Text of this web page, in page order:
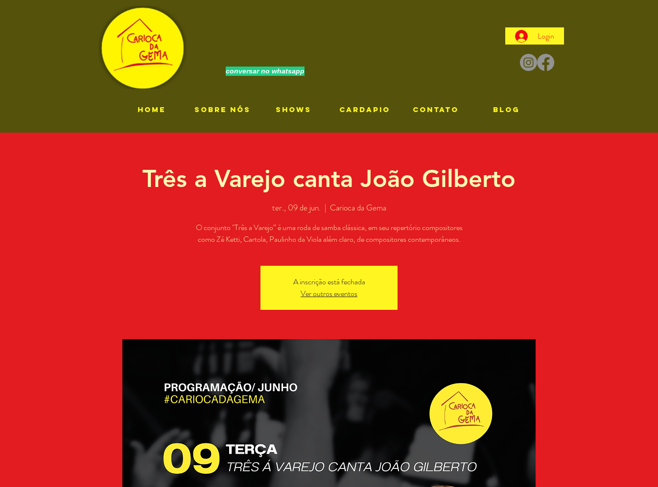
conversar no whatsapp
Login
HOME SOBRE NÓS SHOWS CARDAPIO CONTATO Blog
Três a Varejo canta João Gilberto
ter., 09 de jun.
  |
Carioca da Gema
O conjunto "Três a Varejo” é uma roda de samba clássica, em seu repertório compositores
como Zé Ketti, Cartola, Paulinho da Viola além claro, de compositores contemporâneos.
A inscrição está fechada
Ver outros eventos